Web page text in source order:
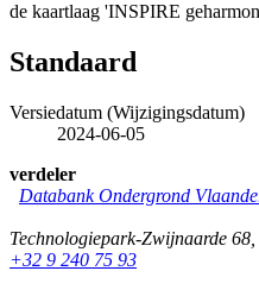
de kaartlaag 'INSPIRE
Standaard
Versiedatum (Wijzigingsdatum)
2024-06-05
verdeler
Databank Ondergrond
Technologiepark-Zwijnaarde 68
+32 9 240 75 93